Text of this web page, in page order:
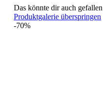
Das könnte dir auch gefallen
Produktgalerie überspringen
-70%